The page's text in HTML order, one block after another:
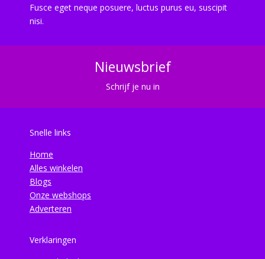
Fusce eget neque posuere, luctus purus eu, suscipit
nisi.
Nieuwsbrief
Schrijf je nu in
Snelle links
Home
Alles winkelen
Blogs
Onze webshops
Adverteren
Verklaringen